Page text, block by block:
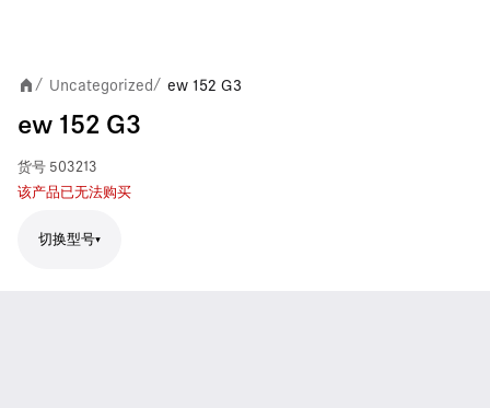
/ Uncategorized / ew 152 G3
ew 152 G3
货号 503213
该产品已无法购买
切换型号